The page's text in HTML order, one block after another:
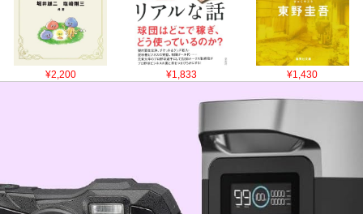
¥2,200 ¥1,833 ¥1,430